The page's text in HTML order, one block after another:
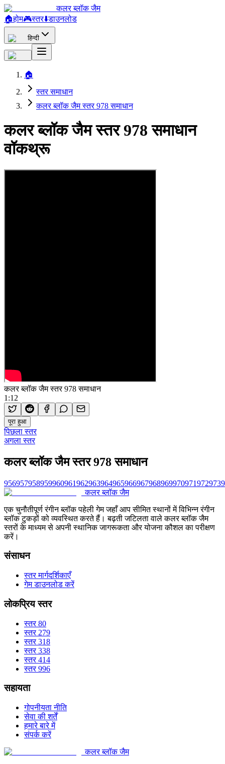
कलर ब्लॉक जैम
🏠होम🎮स्तर⬇️डाउनलोड
हिन्दी
🏠
स्तर समाधान
कलर ब्लॉक जैम स्तर 978 समाधान
कलर ब्लॉक जैम स्तर 978 समाधान
वॉकथ्रू
कलर ब्लॉक जैम स्तर 978 समाधान
1:12
पूरा हुआ
पिछला स्तर
अगला स्तर
कलर ब्लॉक जैम स्तर 978 समाधान
956957958959960961962963964965966967968969970971972973
कलर ब्लॉक जैम
एक चुनौतीपूर्ण रंगीन ब्लॉक पहेली गेम जहाँ आप सीमित स्थानों में विभिन्न रंगीन
ब्लॉक टुकड़ों को व्यवस्थित करते हैं। बढ़ती जटिलता वाले कलर ब्लॉक जैम
स्तरों के माध्यम से अपनी स्थानिक जागरूकता और योजना कौशल का परीक्षण
करें।
संसाधन
स्तर मार्गदर्शिकाएँ
गेम डाउनलोड करें
लोकप्रिय स्तर
स्तर 80
स्तर 279
स्तर 318
स्तर 338
स्तर 414
स्तर 996
सहायता
गोपनीयता नीति
सेवा की शर्तें
हमारे बारे में
संपर्क करें
कलर ब्लॉक जैम